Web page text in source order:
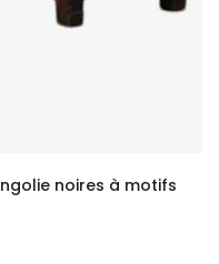
noires à motifs